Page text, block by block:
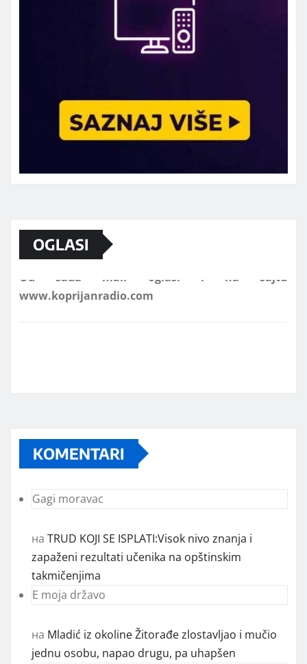
OGLASI
Od sada mali oglasi i na sajtu
www.koprijanradio.com
KOMENTARI
Gagi moravac
на TRUD KOJI SE ISPLATI:Visok nivo znanja i
zapaženi rezultati učenika na opštinskim
takmičenjima
E moja državo
на Mladić iz okoline Žitorađe zlostavljao i mučio
jednu osobu, napao drugu, pa uhapšen